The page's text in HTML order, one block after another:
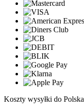
Koszty wysyłki do Polska